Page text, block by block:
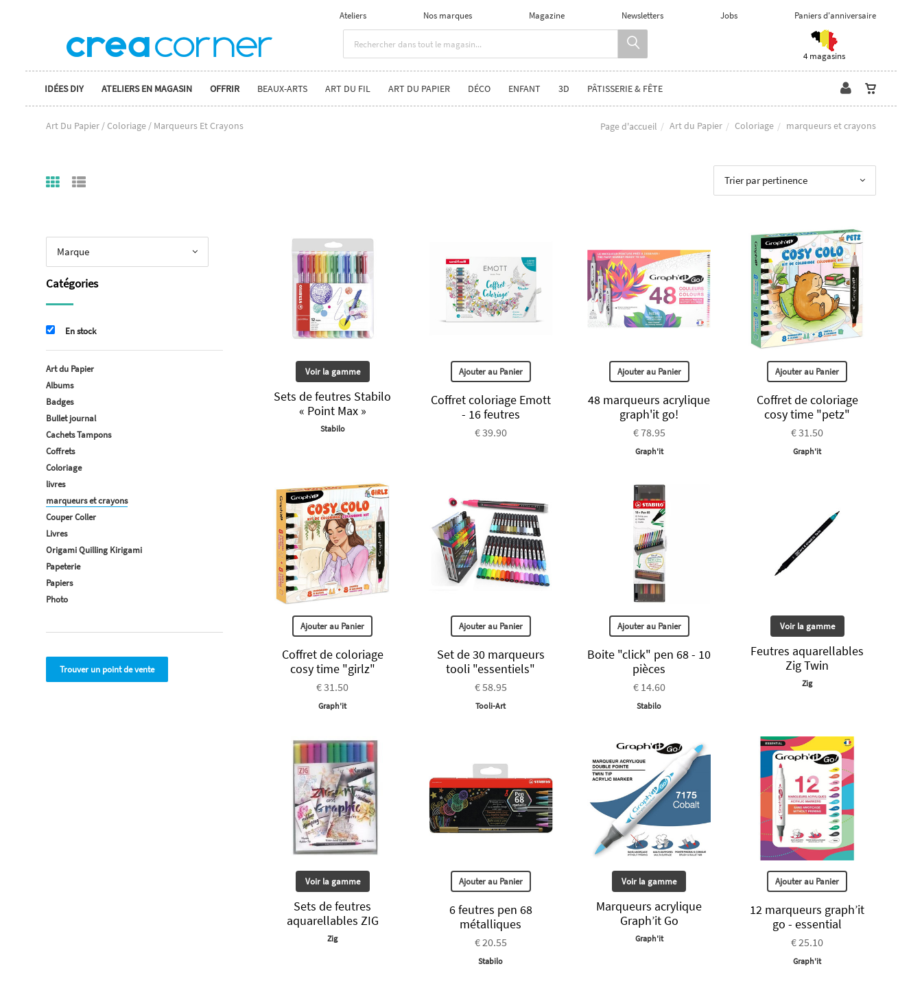
Ateliers Nos marques Magazine Newsletters Jobs Paniers d'anniversaire
4 magasins
IDÉES DIY ATELIERS EN MAGASIN OFFRIR BEAUX-ARTS ART DU FIL ART DU PAPIER DÉCO ENFANT 3D PÂTISSERIE & FÊTE
Art Du Papier / Coloriage / Marqueurs Et Crayons Page d'accueil Art du Papier Coloriage marqueurs et crayons
Trier par pertinence
Voir la gamme
Sets de feutres Stabilo
« Point Max »
Stabilo
Ajouter au Panier
Coffret coloriage Emott
- 16 feutres
€ 39.90
Ajouter au Panier
48 marqueurs acrylique
graph'it go!
€ 78.95
Graph'it
Ajouter au Panier
Coffret de coloriage
cosy time "petz"
€ 31.50
Graph'it
Ajouter au Panier
Coffret de coloriage
cosy time "girlz"
€ 31.50
Graph'it
Ajouter au Panier
Set de 30 marqueurs
tooli "essentiels"
€ 58.95
Tooli-Art
Ajouter au Panier
Boite "click" pen 68 - 10
pièces
€ 14.60
Stabilo
Voir la gamme
Feutres aquarellables
Zig Twin
Zig
Voir la gamme
Sets de feutres
aquarellables ZIG
Zig
Ajouter au Panier
6 feutres pen 68
métalliques
€ 20.55
Stabilo
Voir la gamme
Marqueurs acrylique
Graph’it Go
Graph'it
Ajouter au Panier
12 marqueurs graph’it
go - essential
€ 25.10
Graph'it
Marque
Catégories
En stock
Art du Papier
Albums
Badges
Bullet journal
Cachets Tampons
Coffrets
Coloriage
livres
marqueurs et crayons
Couper Coller
Livres
Origami Quilling Kirigami
Papeterie
Papiers
Photo
Trouver un point de vente